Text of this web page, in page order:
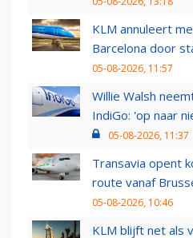
KLM annuleert
Barcelona door
05-08-2026, 11:57
Willie Walsh
IndiGo: 'op naar
05-08-2026, 11:37
Transavia opent
route vanaf
05-08-2026, 10:46
KLM blijft net als